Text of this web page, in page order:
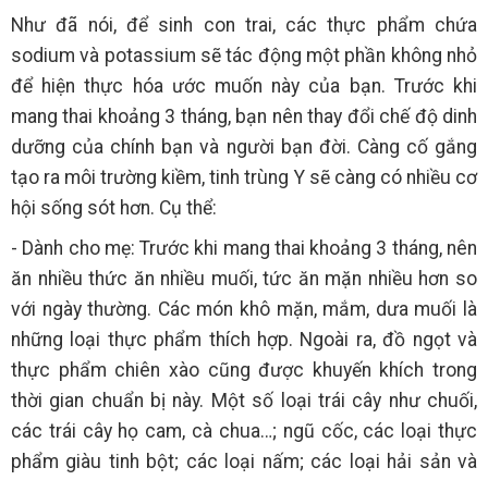
Như đã nói, để sinh con trai, các thực phẩm chứa
sodium và potassium sẽ tác động một phần không nhỏ
để hiện thực hóa ước muốn này của bạn. Trước khi
mang thai khoảng 3 tháng, bạn nên thay đổi chế độ dinh
dưỡng của chính bạn và người bạn đời. Càng cố gắng
tạo ra môi trường kiềm, tinh trùng Y sẽ càng có nhiều cơ
hội sống sót hơn. Cụ thể:
- Dành cho mẹ: Trước khi mang thai khoảng 3 tháng, nên
ăn nhiều thức ăn nhiều muối, tức ăn mặn nhiều hơn so
với ngày thường. Các món khô mặn, mắm, dưa muối là
những loại thực phẩm thích hợp. Ngoài ra, đồ ngọt và
thực phẩm chiên xào cũng được khuyến khích trong
thời gian chuẩn bị này. Một số loại trái cây như chuối,
các trái cây họ cam, cà chua…; ngũ cốc, các loại thực
phẩm giàu tinh bột; các loại nấm; các loại hải sản và